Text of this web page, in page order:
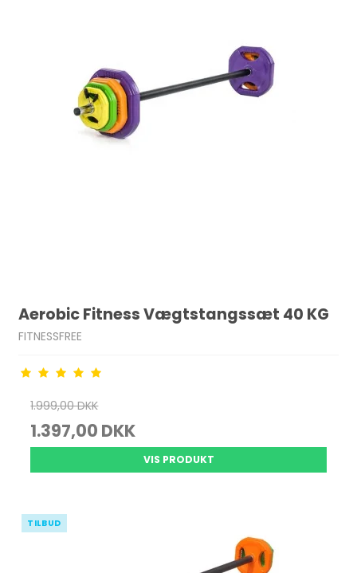
Aerobic Fitness Vægtstangssæt 40 KG
FITNESSFREE
1.999,00 DKK
1.397,00 DKK
VIS PRODUKT
TILBUD